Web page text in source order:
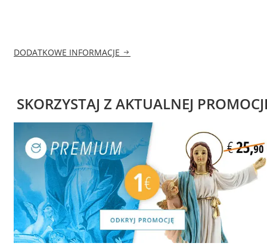
DODATKOWE INFORMACJE
SKORZYSTAJ Z AKTUALNEJ